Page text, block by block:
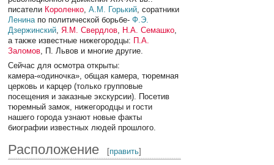
писатели Короленко,А.М. Горький, соратники
Ленинапо политической борьбе-Ф.Э.
Дзержинский,Я.М. Свердлов, Н.А. Семашко,
а также известные нижегородцы: П.А.
Заломов, П. Львов и многие другие.
Сейчас для осмотра открыты:
камера-«одиночка», общая камера, тюремная
церковь и карцер (только групповые
посещения и заказные экскурсии). Посетив
тюремный замок, нижегородцы и гости
нашего города узнают новые факты
биографии известных людей прошлого.
Расположение [править]